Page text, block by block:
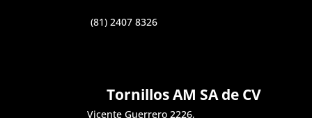
(81) 2407 8326
Tornillos AM SA de CV
Vicente Guerrero 2226,